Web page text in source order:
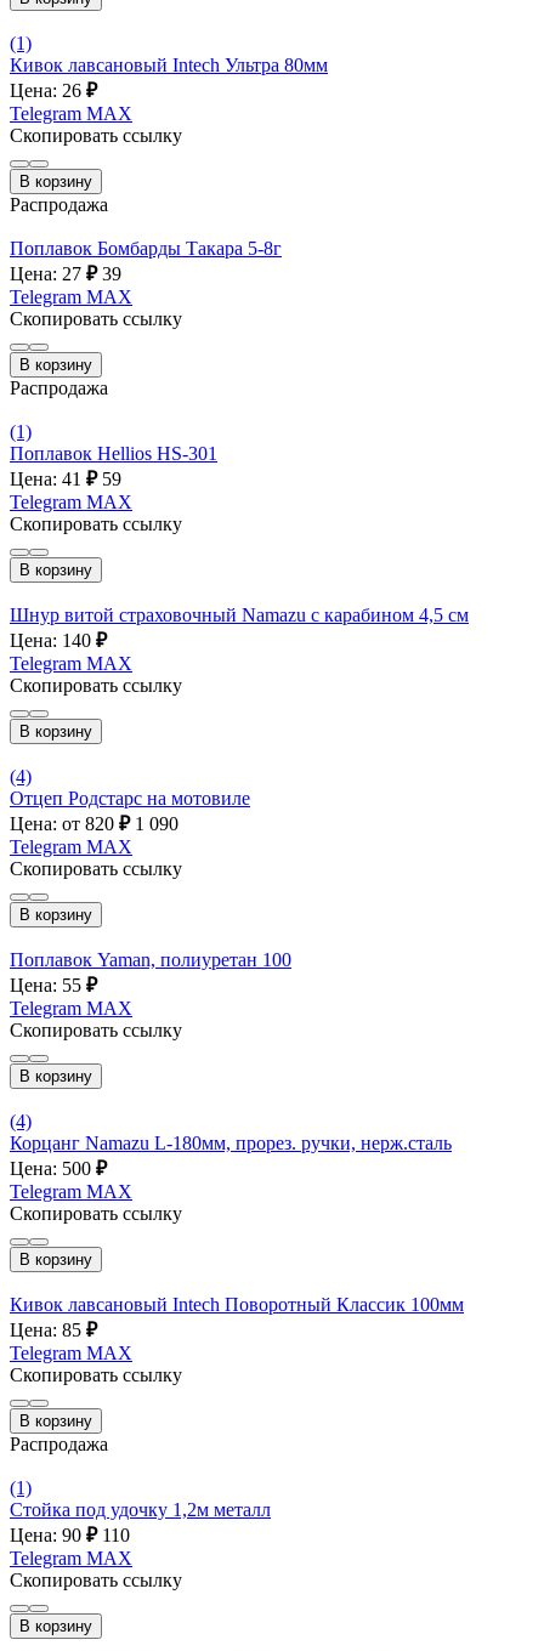
(1)
Кивок лавсановый Intech Ультра 80мм
Цена: 26 ₽
Telegram MAX
Скопировать ссылку
В корзину
Распродажа
Поплавок Бомбарды Такара 5-8г
Цена: 27 ₽ 39
Telegram MAX
Скопировать ссылку
В корзину
Распродажа
(1)
Поплавок Hellios HS-301
Цена: 41 ₽ 59
Telegram MAX
Скопировать ссылку
В корзину
Шнур витой страховочный Namazu с карабином 4,5 см
Цена: 140 ₽
Telegram MAX
Скопировать ссылку
В корзину
(4)
Отцеп Родстарс на мотовиле
Цена: от 820 ₽ 1 090
Telegram MAX
Скопировать ссылку
В корзину
Поплавок Yaman, полиуретан 100
Цена: 55 ₽
Telegram MAX
Скопировать ссылку
В корзину
(4)
Корцанг Namazu L-180мм, прорез. ручки, нерж.сталь
Цена: 500 ₽
Telegram MAX
Скопировать ссылку
В корзину
Кивок лавсановый Intech Поворотный Классик 100мм
Цена: 85 ₽
Telegram MAX
Скопировать ссылку
В корзину
Распродажа
(1)
Стойка под удочку 1,2м металл
Цена: 90 ₽ 110
Telegram MAX
Скопировать ссылку
В корзину